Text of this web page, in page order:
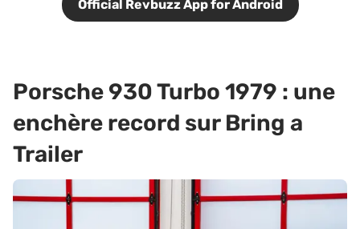
Official Revbuzz App for Android
Porsche 930 Turbo 1979 : une
enchère record sur Bring a
Trailer